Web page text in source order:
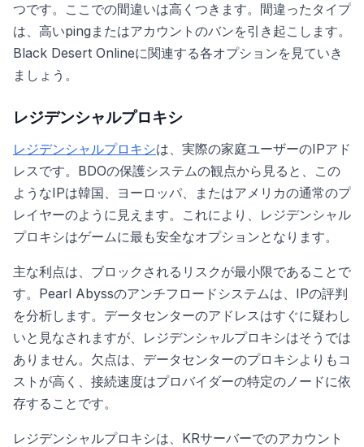
つです。ここでの間違いは高くつきます。間違ったタイプ
は、高いpingまたはアカウントのバンを引き起こします。
Black Desert Onlineに関連する各オプションを見ていき
ましょう。
レジデンシャルプロキシ
レジデンシャルプロキシは、実際の家庭ユーザーのIPアド
レスです。BDOの保護システムの観点から見ると、この
ようなIPは韓国、ヨーロッパ、またはアメリカの通常のプ
レイヤーのように見えます。これにより、レジデンシャル
プロキシはゲームに最も安全なオプションとなります。
主な利点は、ブロックされるリスクが最小限であることで
す。Pearl Abyssのアンチフロードシステムは、IPの評判
を分析します。データセンターのアドレスはすぐに疑わし
いと見なされますが、レジデンシャルプロキシはそうでは
ありません。欠点は、データセンターのプロキシよりもコ
ストが高く、接続速度はプロバイダーの特定のノードに依
存することです。
レジデンシャルプロキシは、KRサーバーでのアカウント